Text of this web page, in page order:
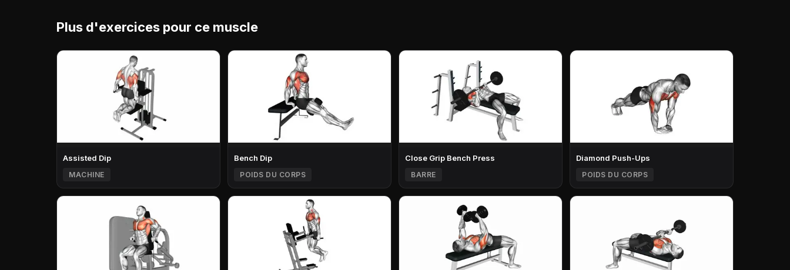
Plus d'exercices pour ce muscle
Assisted Dip
MACHINE
Bench Dip
POIDS DU CORPS
Close Grip Bench Press
BARRE
Diamond Push-Ups
POIDS DU CORPS